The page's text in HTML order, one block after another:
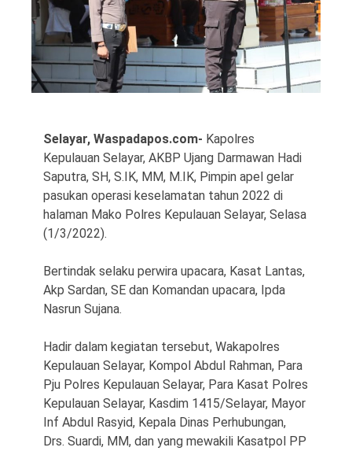
Copyright
2026
Waspada
Selayar, Waspadapos.com- Kapolres
Kepulauan Selayar, AKBP Ujang Darmawan Hadi
Saputra, SH, S.IK, MM, M.IK, Pimpin apel gelar
pasukan operasi keselamatan tahun 2022 di
halaman Mako Polres Kepulauan Selayar, Selasa
(1/3/2022).
Bertindak selaku perwira upacara, Kasat Lantas,
Akp Sardan, SE dan Komandan upacara, Ipda
Nasrun Sujana.
Hadir dalam kegiatan tersebut, Wakapolres
Kepulauan Selayar, Kompol Abdul Rahman, Para
Pju Polres Kepulauan Selayar, Para Kasat Polres
Kepulauan Selayar, Kasdim 1415/Selayar, Mayor
Inf Abdul Rasyid, Kepala Dinas Perhubungan,
Drs. Suardi, MM, dan yang mewakili Kasatpol PP